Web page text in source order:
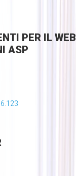
PER IL WEB
ASP